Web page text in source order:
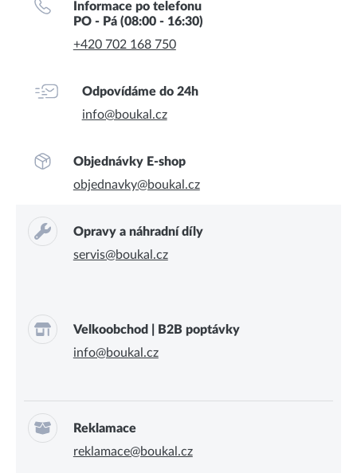
Informace po telefonu
PO - Pá (08:00 - 16:30)
+420 702 168 750
Odpovídáme do 24h
info@boukal.cz
Objednávky E-shop
objednavky@boukal.cz
Opravy a náhradní díly
servis@boukal.cz
Velkoobchod | B2B poptávky
info@boukal.cz
Reklamace
reklamace@boukal.cz